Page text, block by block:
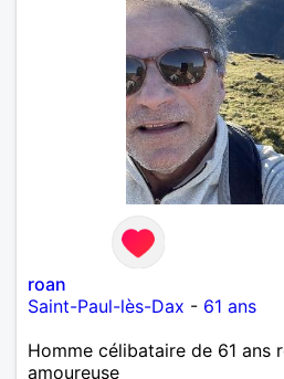
roan
Saint-Paul-lès-Dax - 61 ans
Homme célibataire de 61 ans
amoureuse